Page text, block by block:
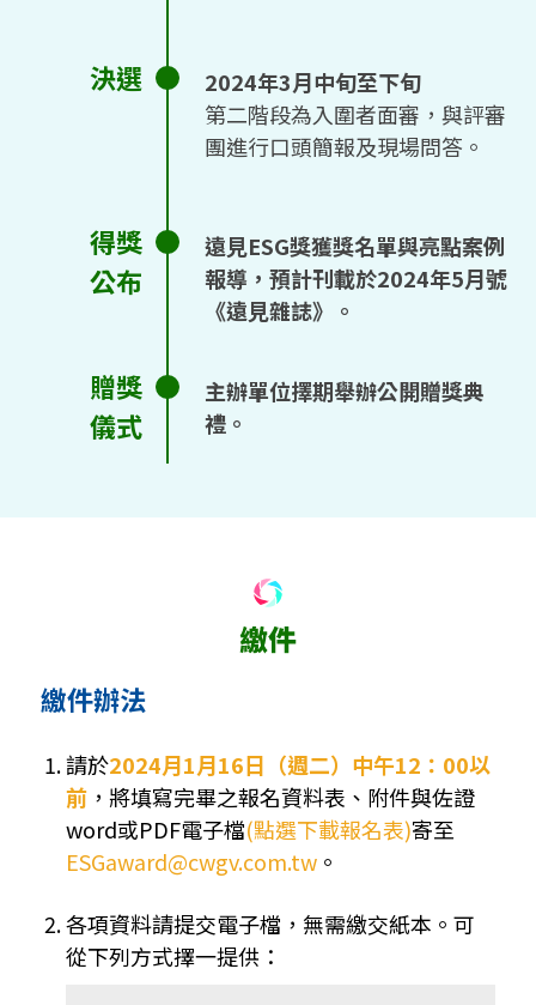
決選
2024年3月中旬至下旬
第二階段為入圍者面審，與評審
團進行口頭簡報及現場問答。
得獎
公布
遠見ESG獎獲獎名單與亮點案例
報導，預計刊載於2024年5月號
《遠見雜誌》。
贈獎
儀式
主辦單位擇期舉辦公開贈獎典
禮。
繳件辦法
請於2024月1月16日（週二）中午12：00以
前，將填寫完畢之報名資料表、附件與佐證
word或PDF電子檔(點選下載報名表)寄至
ESGaward@cwgv.com.tw。
各項資料請提交電子檔，無需繳交紙本。可
從下列方式擇一提供：